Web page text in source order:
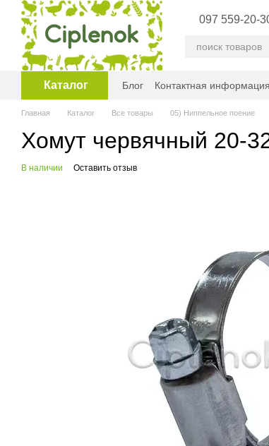
Перейти к основному контенту
097 559-20-
Каталог Блог Контактная информация
Главная Каталог Все товары 05) Ниппельное поение
Хомут червячный 20-
В наличии Оставить отзыв